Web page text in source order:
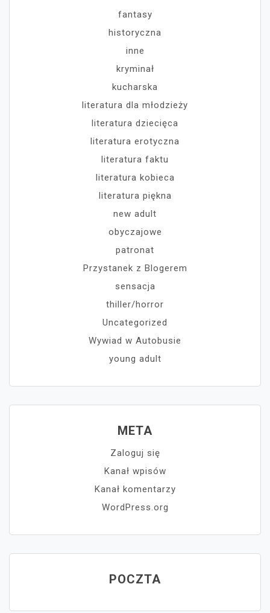
fantasy
historyczna
inne
kryminał
kucharska
literatura dla młodzieży
literatura dziecięca
literatura erotyczna
literatura faktu
literatura kobieca
literatura piękna
new adult
obyczajowe
patronat
Przystanek z Blogerem
sensacja
thiller/horror
Uncategorized
Wywiad w Autobusie
young adult
META
Zaloguj się
Kanał wpisów
Kanał komentarzy
WordPress.org
POCZTA